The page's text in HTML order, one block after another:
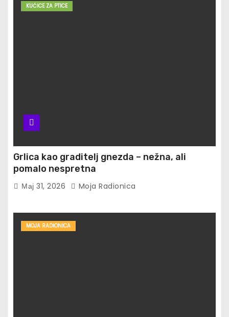
KUĆICE ZA PTICE
Grlica kao graditelj gnezda – nežna, ali
pomalo nespretna
Мај 31, 2026 Moja Radionica
MOJA RADIONICA